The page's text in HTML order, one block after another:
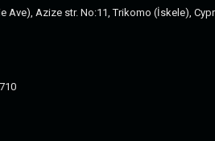
Ave), Azize str. No:11, Trikomo (İskele),